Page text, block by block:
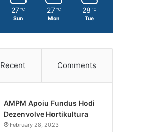
27 ℃
Sun
27 ℃
Mon
28 ℃
Tue
Recent Comments
AMPM Apoiu Fundus Hodi
Dezenvolve Hortikultura
February 28, 2023